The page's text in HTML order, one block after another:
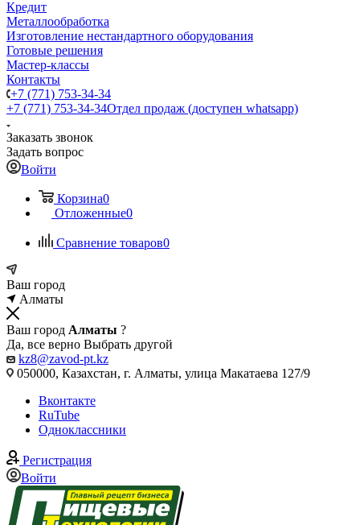
Кредит
Металлообработка
Изготовление нестандартного оборудования
Готовые решения
Мастер-классы
Контакты
+7 (771) 753-34-34
+7 (771) 753-34-34Отдел продаж (доступен whatsapp)
Заказать звонок
Задать вопрос
Войти
Корзина0
Отложенные0
Сравнение товаров0
Ваш город
Алматы
Ваш город Алматы ?
Да, все верно Выбрать другой
kz8@zavod-pt.kz
050000, Казахстан, г. Алматы, улица Макатаева 127/9
Вконтакте
RuTube
Одноклассники
Регистрация
Войти